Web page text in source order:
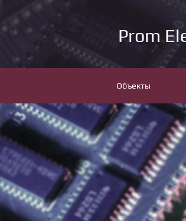
Prom
Объекты